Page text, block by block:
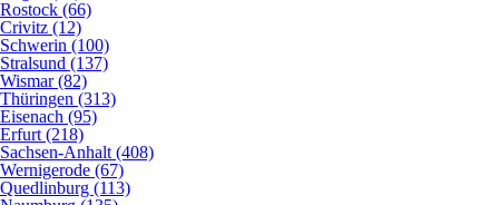
Rostock (66)
Crivitz (12)
Schwerin (100)
Stralsund (137)
Wismar (82)
Thüringen (313)
Eisenach (95)
Erfurt (218)
Sachsen-Anhalt (408)
Wernigerode (67)
Quedlinburg (113)